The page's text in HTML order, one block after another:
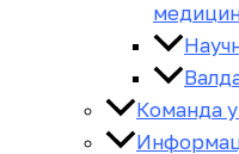
Команда